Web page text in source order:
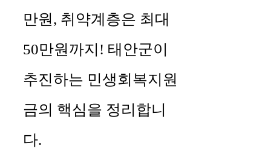
만원, 취약계층은 최대
50만원까지! 태안군이
추진하는 민생회복지원
금의 핵심을 정리합니
다.